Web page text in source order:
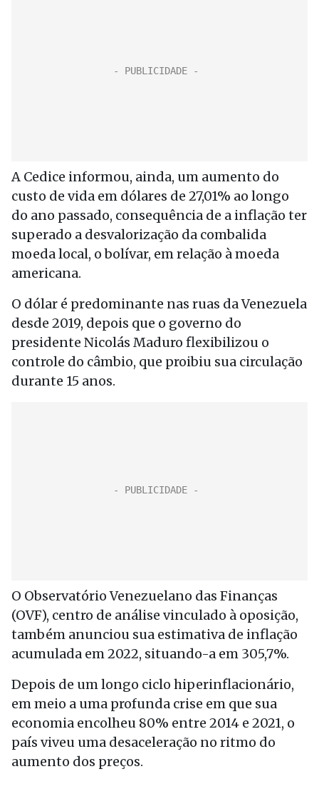
A Cedice informou, ainda, um aumento do
custo de vida em dólares de 27,01% ao longo
do ano passado, consequência de a inflação ter
superado a desvalorização da combalida
moeda local, o bolívar, em relação à moeda
americana.
O dólar é predominante nas ruas da Venezuela
desde 2019, depois que o governo do
presidente Nicolás Maduro flexibilizou o
controle do câmbio, que proibiu sua circulação
durante 15 anos.
O Observatório Venezuelano das Finanças
(OVF), centro de análise vinculado à oposição,
também anunciou sua estimativa de inflação
acumulada em 2022, situando-a em 305,7%.
Depois de um longo ciclo hiperinflacionário,
em meio a uma profunda crise em que sua
economia encolheu 80% entre 2014 e 2021, o
país viveu uma desaceleração no ritmo do
aumento dos preços.